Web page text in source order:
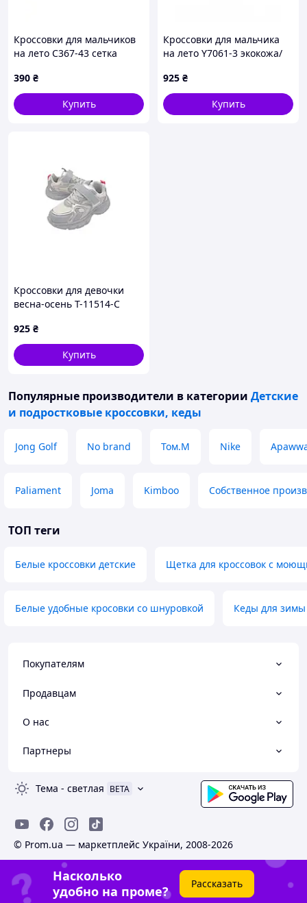
Кроссовки для мальчиков
на лето C367-43 сетка
390 ₴
Купить
Кроссовки для мальчика
на лето Y7061-3 экокожа/
29(р)
925 ₴
Купить
Кроссовки для девочки
весна-осень T-11514-C
светоотражающие вставки
35(р)
925 ₴
Купить
Популярные производители в категории Детские
и подростковые кроссовки, кеды
Jong Golf No brand Том.М Nike
Paliament Joma Kimboo Собственное
ТОП теги
Белые кроссовки детские Щетка для кроссовок с
Белые удобные кросовки со шнуровкой Кеды для зимы
Покупателям
Продавцам
О нас
Партнеры
Тема - светлая BETA
© Prom.ua — маркетплейс України, 2008-2026
Насколько
удобно на проме?
Рассказать